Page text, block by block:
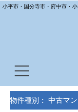
小平市・国分寺市・府中市・
物件種別： 中古マ